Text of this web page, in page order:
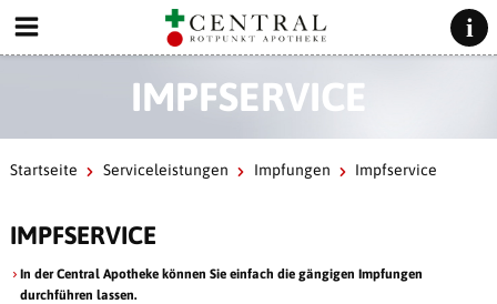
IMPFSERVICE
Startseite Serviceleistungen Impfungen Impfservice
IMPFSERVICE
In der Central Apotheke können Sie einfach die gängigen Impfungen
durchführen lassen.